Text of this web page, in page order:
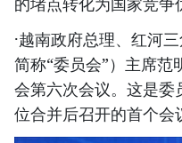
·越南政府总理、红河
简称“委员会”）主席范
会第六次会议。这是
位合并后召开的首个会